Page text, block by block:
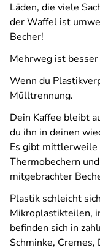
Läden, die viele
der Waffel ist
Becher!
Mehrweg ist
Wenn du
Mülltrennung.
Dein Kaffee bleibt
du ihn in deinen
Es gibt mittlerweile
Thermobechern
mitgebrachter
Plastik schleicht
Mikroplastikteilen,
befinden sich in
Schminke, Cremes,